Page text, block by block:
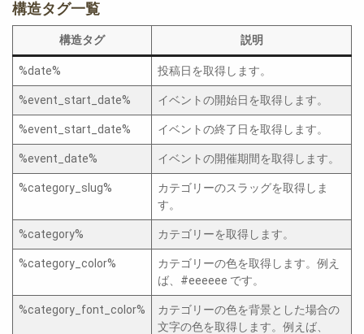
構造タグ一覧
構造タグ 説明
%date% 投稿日を取得します。
%event_start_date% イベントの開始日を取得します。
%event_start_date% イベントの終了日を取得します。
%event_date% イベントの開催期間を取得します。
%category_slug%
カテゴリーのスラッグを取得しま
す。
%category% カテゴリーを取得します。
%category_color%
カテゴリーの色を取得します。例え
ば、#eeeeee です。
%category_font_color%
カテゴリーの色を背景とした場合の
文字の色を取得します。例えば、